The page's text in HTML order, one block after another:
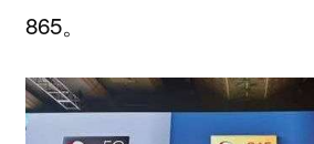
865。